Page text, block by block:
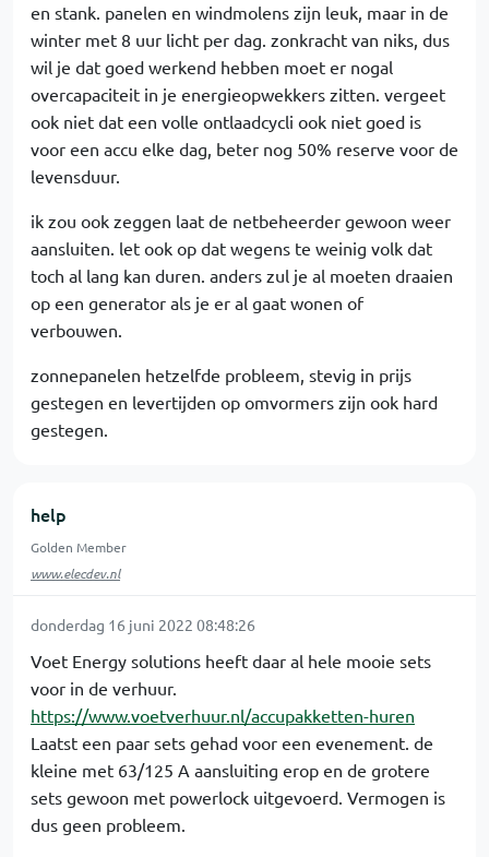
en stank. panelen en windmolens zijn leuk, maar in de
winter met 8 uur licht per dag. zonkracht van niks, dus
wil je dat goed werkend hebben moet er nogal
overcapaciteit in je energieopwekkers zitten. vergeet
ook niet dat een volle ontlaadcycli ook niet goed is
voor een accu elke dag, beter nog 50% reserve voor de
levensduur.
ik zou ook zeggen laat de netbeheerder gewoon weer
aansluiten. let ook op dat wegens te weinig volk dat
toch al lang kan duren. anders zul je al moeten draaien
op een generator als je er al gaat wonen of
verbouwen.
zonnepanelen hetzelfde probleem, stevig in prijs
gestegen en levertijden op omvormers zijn ook hard
gestegen.
help
Golden Member
www.elecdev.nl
donderdag 16 juni 2022 08:48:26
Voet Energy solutions heeft daar al hele mooie sets
voor in de verhuur.
https://www.voetverhuur.nl/accupakketten-huren
Laatst een paar sets gehad voor een evenement. de
kleine met 63/125 A aansluiting erop en de grotere
sets gewoon met powerlock uitgevoerd. Vermogen is
dus geen probleem.